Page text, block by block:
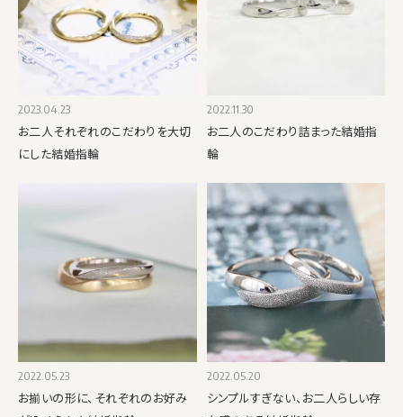
2023.04.23
お二人それぞれのこだわりを大切
にした結婚指輪
2022.11.30
お二人のこだわり詰まった結婚指
輪
2022.05.23
お揃いの形に、それぞれのお好み
2022.05.20
シンプルすぎない、お二人らしい存